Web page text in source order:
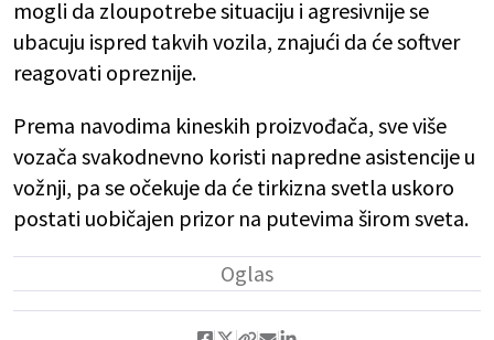
mogli da zloupotrebe situaciju i agresivnije se
ubacuju ispred takvih vozila, znajući da će softver
reagovati opreznije.
Prema navodima kineskih proizvođača, sve više
vozača svakodnevno koristi napredne asistencije u
vožnji, pa se očekuje da će tirkizna svetla uskoro
postati uobičajen prizor na putevima širom sveta.